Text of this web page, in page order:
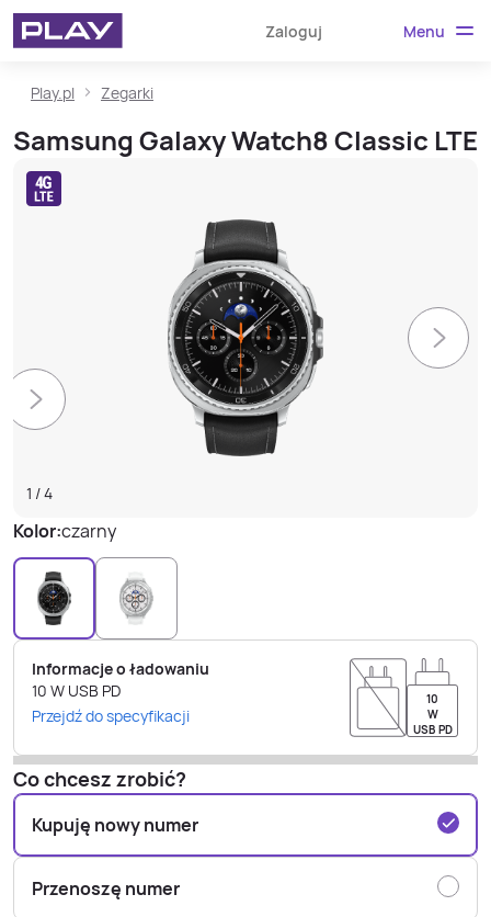
Zaloguj Menu
Play.pl Zegarki
Samsung Galaxy Watch8 Classic LTE
1 /4
Kolor:czarny
Informacje o ładowaniu
10 W USB PD
Przejdź do specyfikacji
10
W
USB PD
Co chcesz zrobić?
Kupuję nowy numer
Przenoszę numer